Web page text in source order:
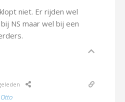
niet. Er rijden wel
NS maar wel bij een
Otto